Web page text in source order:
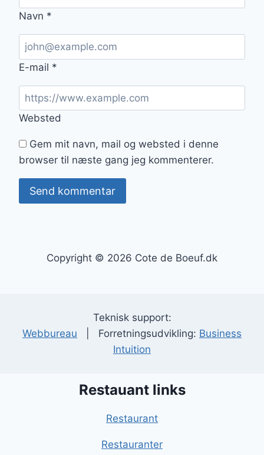
Navn *
E-mail *
Websted
Gem mit navn, mail og websted i denne
browser til næste gang jeg kommenterer.
Copyright © 2026 Cote de Boeuf.dk
Teknisk support:
Webbureau | Forretningsudvikling: Business
Intuition
Restauant links
Restaurant
Restauranter